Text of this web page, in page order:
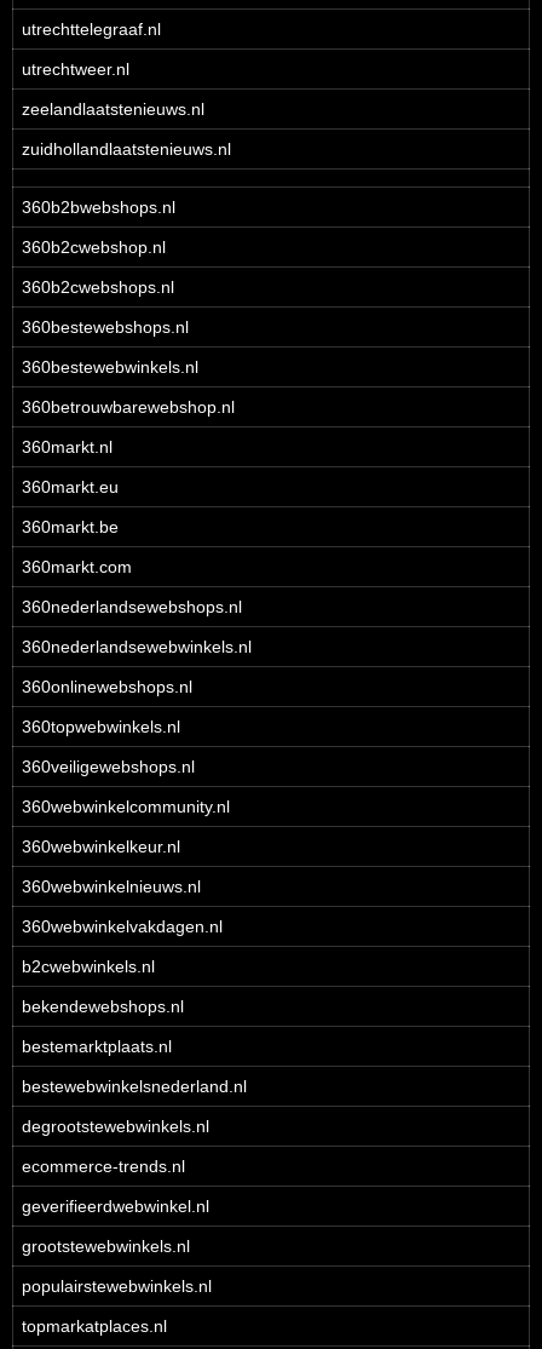
utrechttelegraaf.nl
utrechtweer.nl
zeelandlaatstenieuws.nl
zuidhollandlaatstenieuws.nl
360b2bwebshops.nl
360b2cwebshop.nl
360b2cwebshops.nl
360bestewebshops.nl
360bestewebwinkels.nl
360betrouwbarewebshop.nl
360markt.nl
360markt.eu
360markt.be
360markt.com
360nederlandsewebshops.nl
360nederlandsewebwinkels.nl
360onlinewebshops.nl
360topwebwinkels.nl
360veiligewebshops.nl
360webwinkelcommunity.nl
360webwinkelkeur.nl
360webwinkelnieuws.nl
360webwinkelvakdagen.nl
b2cwebwinkels.nl
bekendewebshops.nl
bestemarktplaats.nl
bestewebwinkelsnederland.nl
degrootstewebwinkels.nl
ecommerce-trends.nl
geverifieerdwebwinkel.nl
grootstewebwinkels.nl
populairstewebwinkels.nl
topmarkatplaces.nl